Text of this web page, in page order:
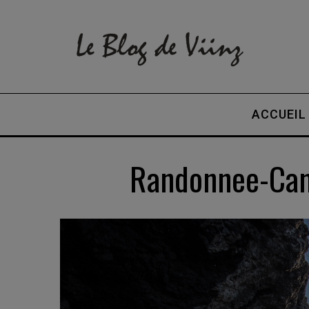
ACCUEIL
Randonnee-